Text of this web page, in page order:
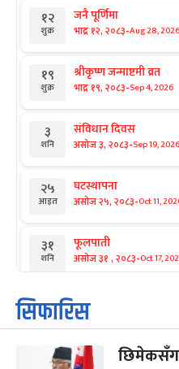
१२
शुक्र
जनै पूर्णिमा
भाद्र १२, २०८३-Aug 28, 2026
१९
शुक्र
श्रीकृष्ण जन्माष्टमी व्रत
भाद्र १९, २०८३-Sep 4, 2026
३
शनि
संविधान दिवस
असोज ३, २०८३-Sep 19, 2026
२५
आइत
घटस्थापना
असोज २५, २०८३-Oct 11,
३१
शनि
फूलपाती
असोज ३१ , २०८३-Oct 17,
१
आइत
कार्तिक सङ्क्रान्ति
कार्तिक १, २०८३
३ महानवमी
सिफारिस
छिमेकसँग